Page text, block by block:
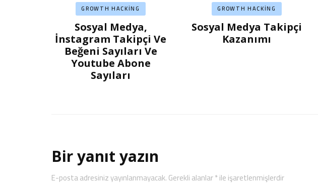
GROWTH HACKING
Sosyal Medya,
İnstagram Takipçi Ve
Beğeni Sayıları Ve
Youtube Abone
Sayıları
GROWTH HACKING
Sosyal Medya Takipçi
Kazanımı
Bir yanıt yazın
E-posta adresiniz yayınlanmayacak.Gerekli alanlar*ile işaretlenmişlerdir